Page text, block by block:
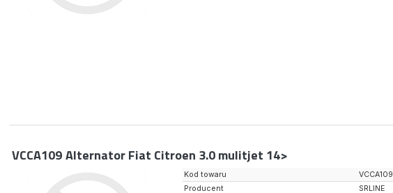
VCCA109 Alternator Fiat Citroen 3.0 mulitjet 14>
Kod towaru
VCCA109
Producent
SRLINE